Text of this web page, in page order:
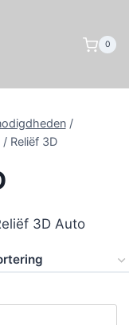
0
/
/ Reliëf 3D
3D Auto